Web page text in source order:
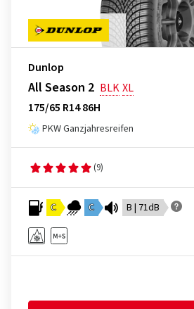
Dunlop
All Season 2 BLKXL
175/65 R14 86H
PKW Ganzjahresreifen
(9)
C C B | 71dB